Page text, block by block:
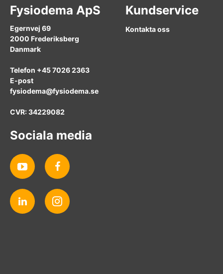
Fysiodema ApS
Egernvej 69
2000 Frederiksberg
Danmark
Telefon +45 7026 2363
E-post
fysiodema@fysiodema.se
CVR: 34229082
Kundservice
Kontakta oss
Sociala media